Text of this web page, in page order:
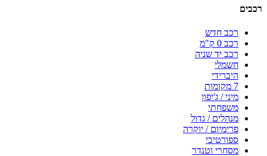
רכבים
רכב חדש
רכב 0 ק"מ
רכב יד שניה
חשמלי
היברידי
7 מקומות
מיני / ג'יפון
משפחתי
מנהלים / גדול
פרימיום / יוקרה
ספורטיבי
מסחרי וטנדר